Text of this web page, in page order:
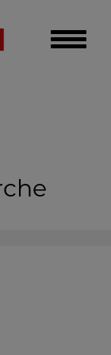
Toggle